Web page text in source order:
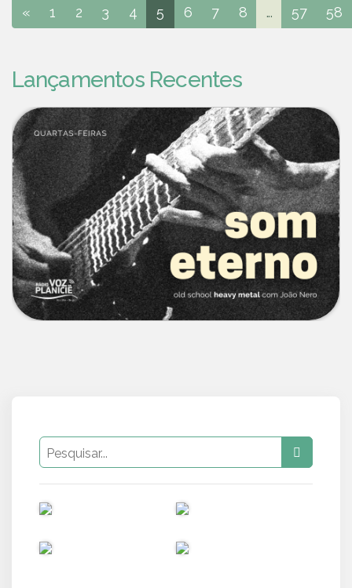
« 1 2 3 4 5 6 7 8 ... 57 58
Lançamentos Recentes